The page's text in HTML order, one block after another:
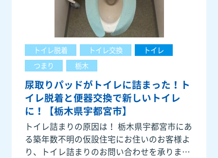
トイレ脱着 トイレ交換
トイレ
つまり
栃木
尿取りパッドがトイレに詰まった！ト
イレ脱着と便器交換で新しいトイレ
に！【栃木県宇都宮市】
トイレ詰まりの原因は！ 栃木県宇都宮市にあ
る築年数不明の仮設住宅にお住いのお客様よ
り、トイレ詰まりのお問い合わせを承りまし